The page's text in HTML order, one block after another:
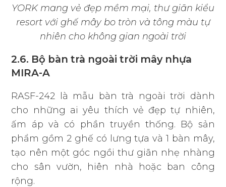
YORK mang vẻ đẹp mềm mại, thư giãn kiểu
resort với ghế mây bo tròn và tông màu tự
nhiên cho không gian ngoài trời
2.6. Bộ bàn trà ngoài trời mây nhựa
MIRA-A
RASF-242 là mẫu bàn trà ngoài trời dành
cho những ai yêu thích vẻ đẹp tự nhiên,
ấm áp và có phần truyền thống. Bộ sản
phẩm gồm 2 ghế có lưng tựa và 1 bàn mây,
tạo nên một góc ngồi thư giãn nhẹ nhàng
cho sân vườn, hiên nhà hoặc ban công
rộng.